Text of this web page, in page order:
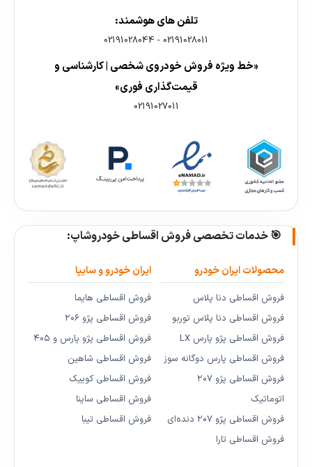
تلفن های هوشمند:
02191028011
-
02191028044
«خط ویژه فروش خودروی شخصی | کارشناسی و
قیمت‌گذاری فوری»
02191027011
🎯 خدمات تخصصی فروش اقساطی خودروشاپ:
محصولات ایران خودرو
فروش اقساطی دنا پلاس
فروش اقساطی دنا پلاس توربو
فروش اقساطی پژو پارس LX
فروش اقساطی پارس دوگانه سوز
فروش اقساطی پژو ۲۰۷
اتوماتیک
فروش اقساطی پژو ۲۰۷ دنده‌ای
فروش اقساطی تارا
ایران خودرو و سایپا
فروش اقساطی هایما
فروش اقساطی پژو ۲۰۶
فروش اقساطی پژو پارس و ۴۰۵
فروش اقساطی شاهین
فروش اقساطی کوییک
فروش اقساطی ساینا
فروش اقساطی تیبا